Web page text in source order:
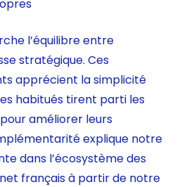
l’équilibre entre
stratégique. Ces
apprécient la simplicité
habitués tirent parti les
améliorer leurs
explique notre
dans l’écosystème des
français à partir de notre